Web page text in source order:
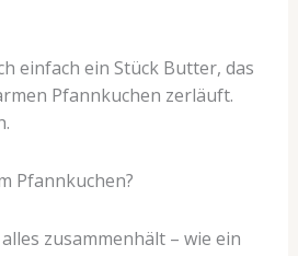
einfach ein Stück Butter, das
Pfannkuchen zerläuft.
Pfannkuchen?
zusammenhält – wie ein